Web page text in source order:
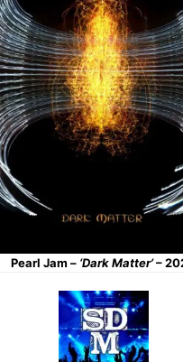
Pearl Jam – ‘Dark Matter’–